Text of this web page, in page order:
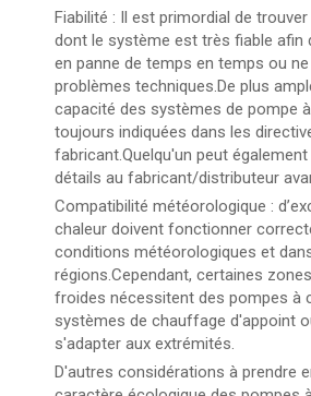
Fiabilité : Il est primordial de
dont le système est très fiable afin
en panne de temps en temps ou
problèmes techniques.De plus
capacité des systèmes de pompe
toujours indiquées dans les
fabricant.Quelqu'un peut
détails au fabricant/distributeur
Compatibilité météorologique :
chaleur doivent fonctionner
conditions météorologiques et
régions.Cependant, certaines
froides nécessitent des pompes à
systèmes de chauffage d'appoint
s'adapter aux extrémités.
D'autres considérations à prendre